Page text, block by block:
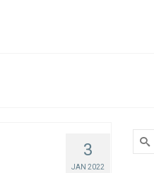
3
JAN 2022